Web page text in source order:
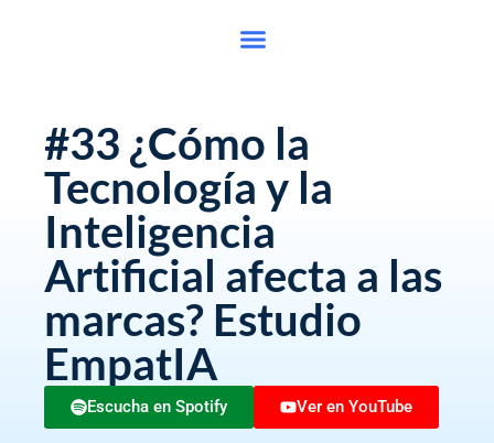
#33 ¿Cómo la
Tecnología y la
Inteligencia
Artificial afecta a las
marcas? Estudio
EmpatIA
Escucha en Spotify Ver en YouTube